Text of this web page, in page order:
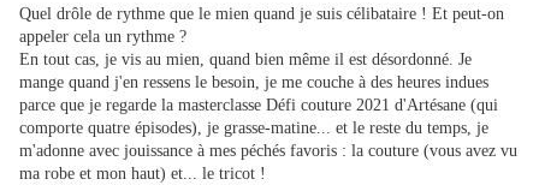
Quel drôle de rythme que le mien quand je suis célibataire ! Et peut-on
appeler cela un rythme ?
En tout cas, je vis au mien, quand bien même il est désordonné. Je
mange quand j'en ressens le besoin, je me couche à des heures indues
parce que je regarde la masterclasse Défi couture 2021 d'Artésane (qui
comporte quatre épisodes), je grasse-matine... et le reste du temps, je
m'adonne avec jouissance à mes péchés favoris : la couture (vous avez vu
ma robe et mon haut) et... le tricot !